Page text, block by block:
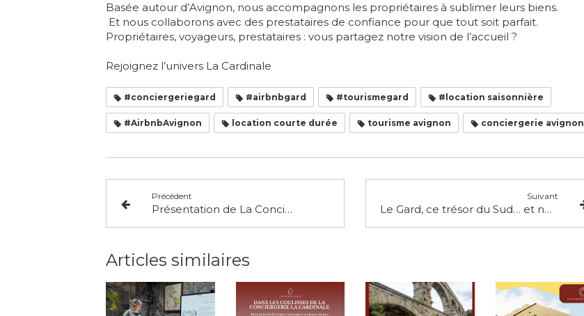
Basée autour d’Avignon, nous accompagnons les propriétaires à sublimer leurs biens.
️ Et nous collaborons avec des prestataires de confiance pour que tout soit parfait.
Propriétaires, voyageurs, prestataires : vous partagez notre vision de l’accueil ?
Rejoignez l’univers La Cardinale
#conciergeriegard #airbnbgard #tourismegard #location saisonnière
#AirbnbAvignon location courte durée tourisme avignon conciergerie avignon
Précédent
Présentation de La Conciergerie Cardinale au BNI
Suivant
Le Gard, ce trésor du Sud… et notre terrain de jeu au quotidien !
Articles similaires